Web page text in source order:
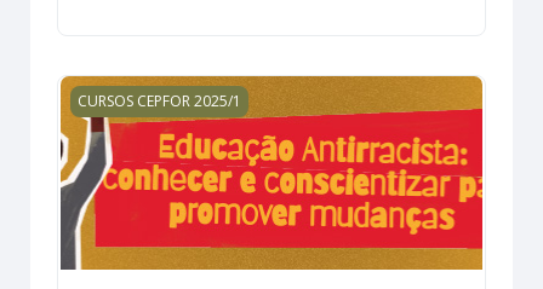
EDUCAÇÃO ANTIRRACISTA: conhecer e conscientizar
CURSOS CEPFOR 2025/1